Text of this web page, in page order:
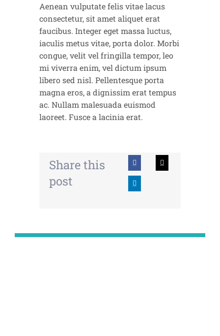
Aenean vulputate felis vitae lacus
consectetur, sit amet aliquet erat
faucibus. Integer eget massa luctus,
iaculis metus vitae, porta dolor. Morbi
congue, velit vel fringilla tempor, leo
mi viverra enim, vel dictum ipsum
libero sed nisl. Pellentesque porta
magna eros, a dignissim erat tempus
ac. Nullam malesuada euismod
laoreet. Fusce a lacinia erat.
Share this
post